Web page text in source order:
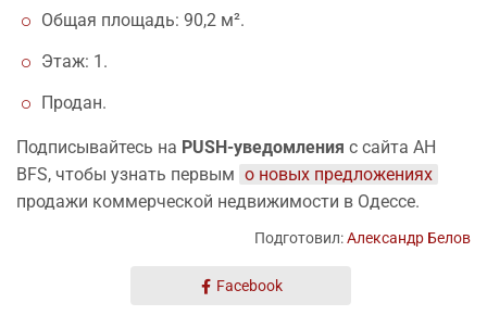
Общая площадь: 90,2 м².
Этаж: 1.
Продан.
Подписывайтесь на PUSH-уведомления с сайта АН
BFS, чтобы узнать первым о новых предложениях
продажи коммерческой недвижимости в Одессе.
Подготовил:Александр Белов
Facebook